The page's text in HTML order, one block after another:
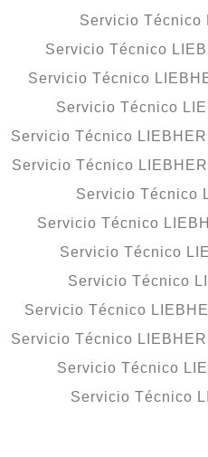
Servicio Técnico
Servicio Técnico
Servicio Técnico
Servicio Técnico
Servicio Técnico
Servicio Técnico
Servicio Técnico
Servicio Técnico
Servicio Técnico
Servicio Técnico
Servicio Técnico
Servicio Técnico
Servicio Técnico
Servicio Técnico